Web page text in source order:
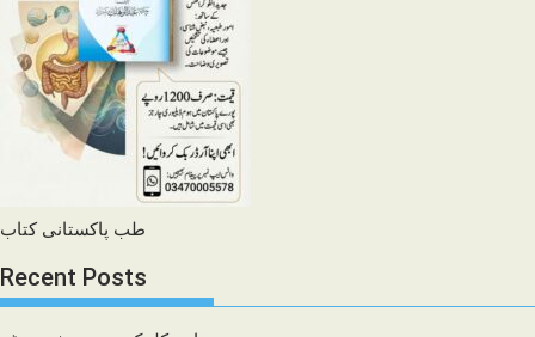
طب پاکستانی کتاب
Recent Posts